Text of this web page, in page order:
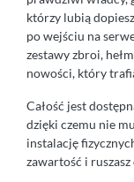
którzy lubią
po wejściu na
zestawy zbroi,
nowości, który
Całość jest
dzięki czemu nie
instalację
zawartość i